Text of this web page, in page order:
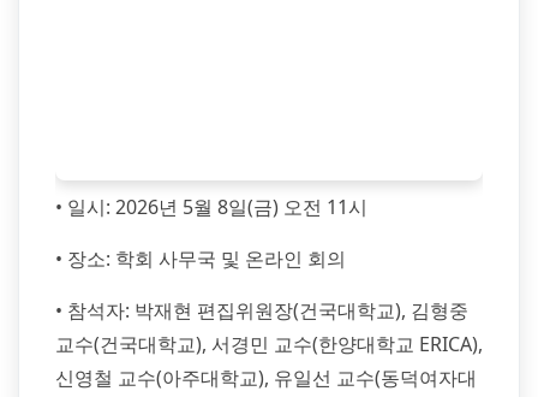
• 일시: 2026년 5월 8일(금) 오전 11시
• 장소: 학회 사무국 및 온라인 회의
• 참석자: 박재현 편집위원장(건국대학교), 김형중
교수(건국대학교), 서경민 교수(한양대학교 ERICA),
신영철 교수(아주대학교), 유일선 교수(동덕여자대